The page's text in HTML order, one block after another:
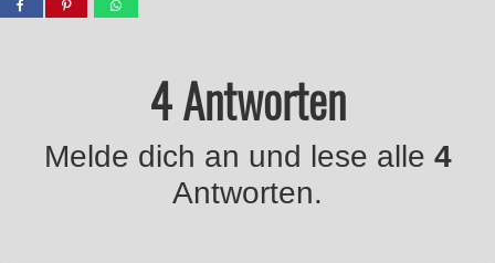
4 Antworten
Melde dich an und lese alle 4
Antworten.